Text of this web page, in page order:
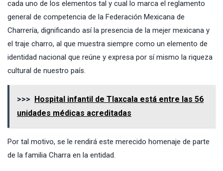
cada uno de los elementos tal y cual lo marca el reglamento
general de competencia de la Federación Mexicana de
Charrería, dignificando así la presencia de la mejer mexicana y
el traje charro, al que muestra siempre como un elemento de
identidad nacional que reúne y expresa por sí mismo la riqueza
cultural de nuestro país.
>>> Hospital infantil de Tlaxcala está entre las 56
unidades médicas acreditadas
Por tal motivo, se le rendirá este merecido homenaje de parte
de la familia Charra en la entidad.